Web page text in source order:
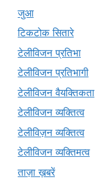
जुआ
टिकटोक सितारे
टेलीविजन प्रतिभा
टेलीविजन प्रतिभागी
टेलीविजन वैयक्तिकता
टेलीविजन व्यक्तित्व
टेलीविज़न व्यक्तित्व
टेलीविजन व्यक्तिमत्व
ताज़ा ख़बरें